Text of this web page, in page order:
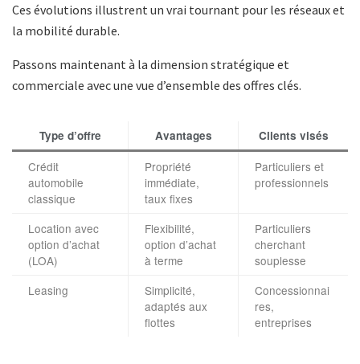
Ces évolutions illustrent un vrai tournant pour les réseaux et
la mobilité durable.
Passons maintenant à la dimension stratégique et
commerciale avec une vue d’ensemble des offres clés.
Type d’offre Avantages Clients visés
Crédit
automobile
classique
Propriété
immédiate,
taux fixes
Particuliers et
professionnels
Location avec
option d’achat
(LOA)
Flexibilité,
option d’achat
à terme
Particuliers
cherchant
souplesse
Leasing
Simplicité,
adaptés aux
flottes
Concessionnai
res,
entreprises